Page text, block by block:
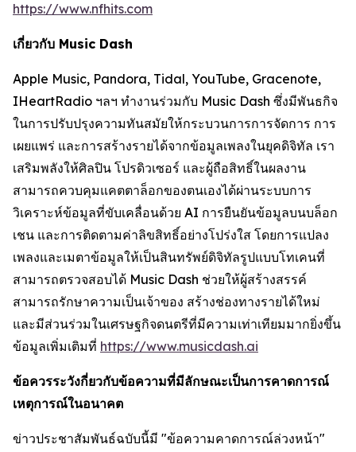
https://www.nfhits.com
เกี่ยวกับ Music Dash
Apple Music, Pandora, Tidal, YouTube, Gracenote,
IHeartRadio ฯลฯ ทำงานร่วมกับ Music Dash ซึ่งมีพันธกิจ
ในการปรับปรุงความทันสมัยให้กระบวนการการจัดการ การ
เผยแพร่ และการสร้างรายได้จากข้อมูลเพลงในยุคดิจิทัล เรา
เสริมพลังให้ศิลปิน โปรดิวเซอร์ และผู้ถือสิทธิ์ในผลงาน
สามารถควบคุมแคตตาล็อกของตนเองได้ผ่านระบบการ
วิเคราะห์ข้อมูลที่ขับเคลื่อนด้วย AI การยืนยันข้อมูลบนบล็อก
เชน และการติดตามค่าลิขสิทธิ์อย่างโปร่งใส โดยการแปลง
เพลงและเมตาข้อมูลให้เป็นสินทรัพย์ดิจิทัลรูปแบบโทเคนที่
สามารถตรวจสอบได้ Music Dash ช่วยให้ผู้สร้างสรรค์
สามารถรักษาความเป็นเจ้าของ สร้างช่องทางรายได้ใหม่
และมีส่วนร่วมในเศรษฐกิจดนตรีที่มีความเท่าเทียมมากยิ่งขึ้น
ข้อมูลเพิ่มเติมที่ https://www.musicdash.ai
ข้อควรระวังกี่ยวกับข้อความที่มีลักษณะเป็นการคาดการณ์
เหตุการณ์ในอนาคต
ข่าวประชาสัมพันธ์ฉบับนี้มี "ข้อความคาดการณ์ล่วงหน้า"